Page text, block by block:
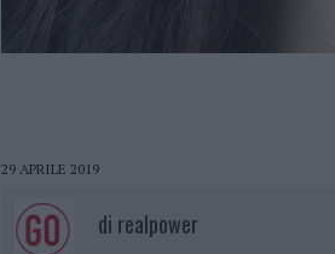
29 APRILE 2019
di realpower